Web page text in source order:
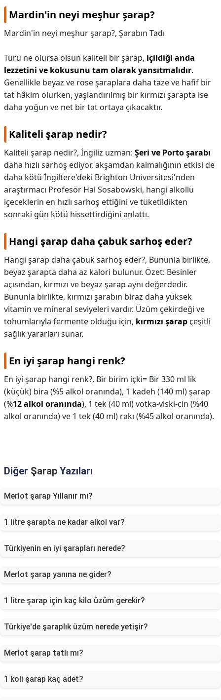
Mardin'in neyi meşhur şarap?
Mardin'in neyi meşhur şarap?, Şarabın Tadı
Türü ne olursa olsun kaliteli bir şarap, içildiği anda
lezzetini ve kokusunu tam olarak yansıtmalıdır.
Genellikle beyaz ve rose şaraplara daha taze ve hafif bir
tat hâkim olurken, yaşlandırılmış bir kırmızı şarapta ise
daha yoğun ve net bir tat ortaya çıkacaktır.
Kaliteli şarap nedir?
Kaliteli şarap nedir?, İngiliz uzman: Şeri ve Porto şarabı
daha hızlı sarhoş ediyor, akşamdan kalmalığının etkisi de
daha kötü İngiltere'deki Brighton Üniversitesi'nden
araştırmacı Profesör Hal Sosabowski, hangi alkollü
içeceklerin en hızlı sarhoş ettiğini ve tüketildikten
sonraki gün kötü hissettirdiğini anlattı.
Hangi şarap daha çabuk sarhoş eder?
Hangi şarap daha çabuk sarhoş eder?, Bununla birlikte,
beyaz şarapta daha az kalori bulunur. Özet: Besinler
açısından, kırmızı ve beyaz şarap aynı değerdedir.
Bununla birlikte, kırmızı şarabın biraz daha yüksek
vitamin ve mineral seviyeleri vardır. Üzüm çekirdeği ve
tohumlarıyla fermente olduğu için, kırmızı şarap çeşitli
sağlık yararları sunar.
En iyi şarap hangi renk?
En iyi şarap hangi renk?, Bir birim içki= Bir 330 ml lik
(küçük) bira (%5 alkol oranında), 1 kadeh (140 ml) şarap
(%12 alkol oranında), 1 tek (40 ml) votka-viski-cin (%40
alkol oranında) ve 1 tek (40 ml) rakı (%45 alkol oranında).
Diğer Şarap Yazıları
Merlot şarap Yıllanır mı?
1 litre şarapta ne kadar alkol var?
Türkiyenin en iyi şarapları nerede?
Merlot şarap yanına ne gider?
1 litre şarap için kaç kilo üzüm gerekir?
Türkiye'de şaraplık üzüm nerede yetişir?
Merlot şarap tatlı mı?
1 koli şarap kaç adet?